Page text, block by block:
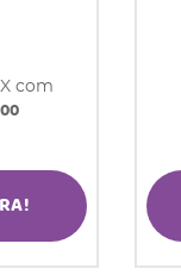
com